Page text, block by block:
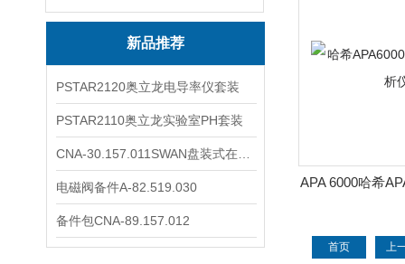
新品推荐
PSTAR2120奥立龙电导率仪套装
PSTAR2110奥立龙实验室PH套装
电磁阀备件A-82.519.030
备件包CNA-89.157.012
APA 6000哈希
首页 上